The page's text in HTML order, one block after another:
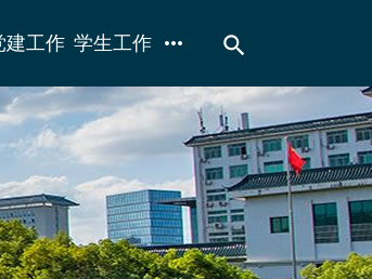
建工作 学生工作 more_horiz search